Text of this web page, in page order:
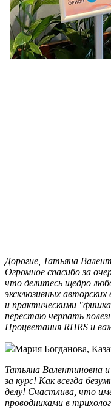
Дорогие, Татьяна
Огромное спасибо за
что делитесь щедро
эксклюзивных
и практическими
перестаю черпать
Процветания RHRS и
Мария Богданова,
Татьяна Валентиновна
за курс! Как всегда
делу! Счастлива, что
проводниками в